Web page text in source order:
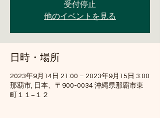
受付停止
他のイベントを見る
日時・場所
2023年9月14日 21:00 – 2023年9月15日 3:00
那覇市, 日本、〒900-0034 沖縄県那覇市東
町１１−１２